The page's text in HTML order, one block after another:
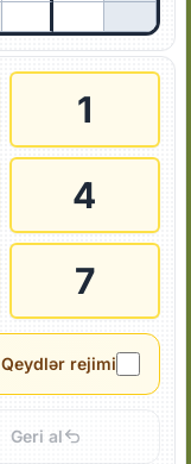
1
4
7
Qeydlər rejimi
Geri al